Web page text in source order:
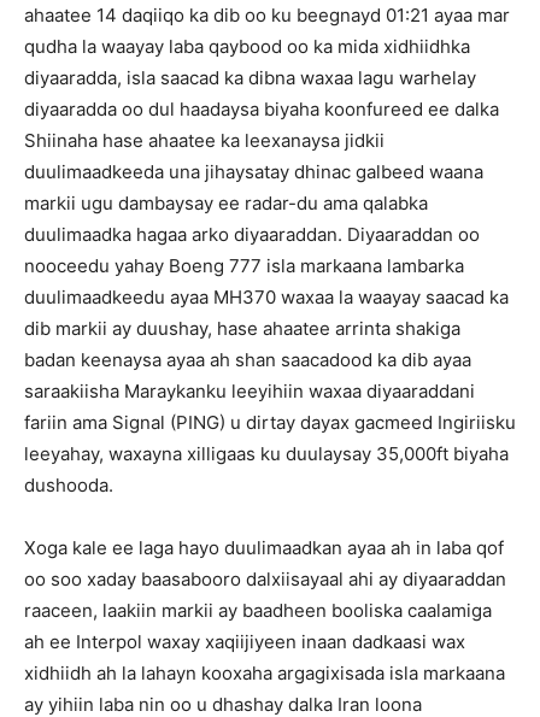
ahaatee 14 daqiiqo ka dib oo ku beegnayd 01:21 ayaa mar
qudha la waayay laba qaybood oo ka mida xidhiidhka
diyaaradda, isla saacad ka dibna waxaa lagu warhelay
diyaaradda oo dul haadaysa biyaha koonfureed ee dalka
Shiinaha hase ahaatee ka leexanaysa jidkii
duulimaadkeeda una jihaysatay dhinac galbeed waana
markii ugu dambaysay ee radar-du ama qalabka
duulimaadka hagaa arko diyaaraddan. Diyaaraddan oo
nooceedu yahay Boeng 777 isla markaana lambarka
duulimaadkeedu ayaa MH370 waxaa la waayay saacad ka
dib markii ay duushay, hase ahaatee arrinta shakiga
badan keenaysa ayaa ah shan saacadood ka dib ayaa
saraakiisha Maraykanku leeyihiin waxaa diyaaraddani
fariin ama Signal (PING) u dirtay dayax gacmeed Ingiriisku
leeyahay, waxayna xilligaas ku duulaysay 35,000ft biyaha
dushooda.
Xoga kale ee laga hayo duulimaadkan ayaa ah in laba qof
oo soo xaday baasabooro dalxiisayaal ahi ay diyaaraddan
raaceen, laakiin markii ay baadheen booliska caalamiga
ah ee Interpol waxay xaqiijiyeen inaan dadkaasi wax
xidhiidh ah la lahayn kooxaha argagixisada isla markaana
ay yihiin laba nin oo u dhashay dalka Iran loona